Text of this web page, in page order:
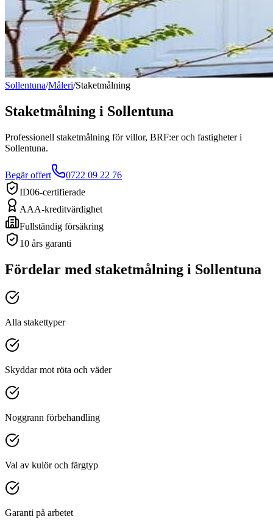
Sollentuna/Måleri/Staketmålning
Staketmålning i Sollentuna
Professionell staketmålning för villor, BRF:er och fastigheter i
Sollentuna.
Begär offert
0722 09 22 76
ID06-certifierade
AAA-kreditvärdighet
Fullständig försäkring
10 års garanti
Fördelar med staketmålning i Sollentuna
Alla stakettyper
Skyddar mot röta och väder
Noggrann förbehandling
Val av kulör och färgtyp
Garanti på arbetet